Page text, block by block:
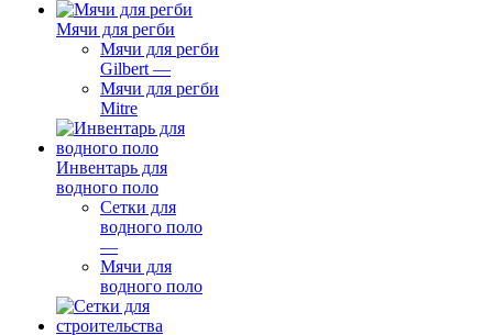
Мячи для регби
Мячи для регби
Gilbert —
Мячи для регби
Mitre
Инвентарь для
водного поло
Сетки для
водного поло
—
Мячи для
водного поло